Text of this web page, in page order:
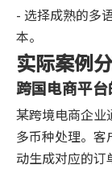
- 选择成熟的多
本。
实际案例
跨国电商平
某跨境电商企业
多币种处理。客
动生成对应的